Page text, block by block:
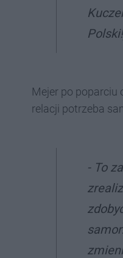
Mejer po poparciu
relacji potrzeba
- To